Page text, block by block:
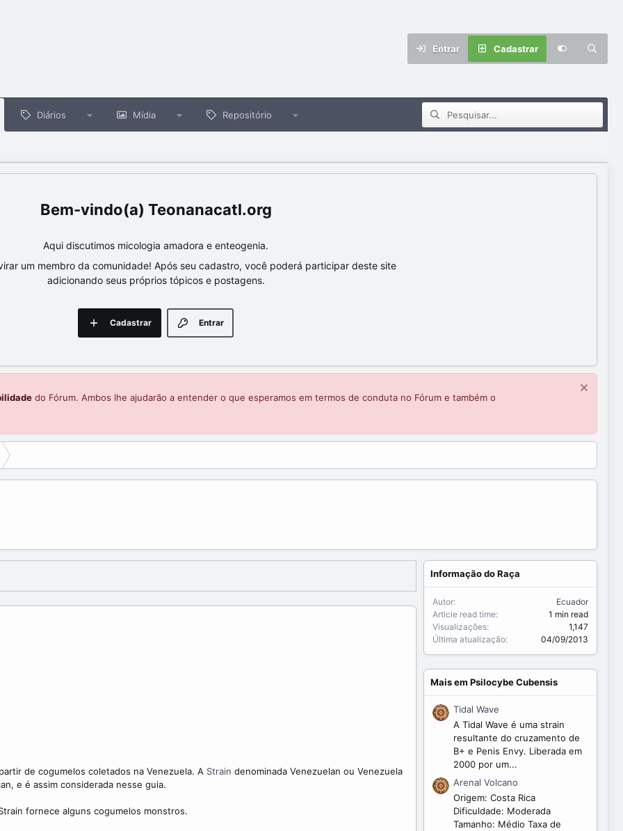
Entrar Cadastrar
Diários Mídia Repositório
Teonanacatl.org
Aqui discutimos micologia amadora e enteogenia.
um membro da comunidade! Após seu cadastro, você poderá participar deste site
adicionando seus próprios tópicos e postagens.
Entrar
Cadastrar
do Fórum. Ambos lhe ajudarão a entender o que esperamos em termos de conduta no Fórum e também o
de cogumelos coletados na Venezuela. A Strain denominada Venezuelan ou Venezuela
e é assim considerada nesse guia.
fornece alguns cogumelos monstros.
Informação do Raça
Autor
Ecuador
Article read time
1 min read
Visualizações
1,147
Última atualização
04/09/2013
Mais em Psilocybe Cubensis
Tidal Wave
A Tidal Wave é uma strain
resultante do cruzamento de
B+ e Penis Envy. Liberada em
2000 por um...
Arenal Volcano
Origem: Costa Rica
Dificuldade: Moderada
Tamanho: Médio Taxa de